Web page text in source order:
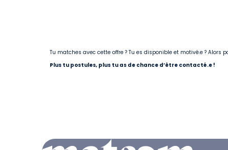
Tu matches avec cette offre ? Tu es disponible et motivé.e ?
Plus tu postules, plus tu as de chance d’être contacté.e !